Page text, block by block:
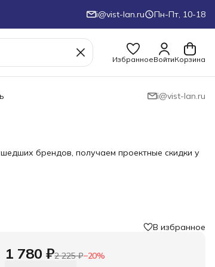
i@vist-lan.ru Пн-Пт, 10-18
ИзбранноеВойтиКорзина
i@vist-lan.ru
брендов, получаем проектные скидки у
В избранное
1 780 ₽2 225 ₽−20%